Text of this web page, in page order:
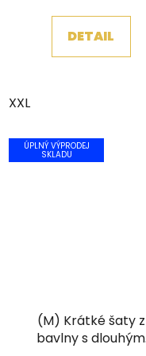
z
DETAIL
XXL
ÚPLNÝ VÝPRODEJ
SKLADU
(M) Krátké šaty z
bavlny s dlouhým